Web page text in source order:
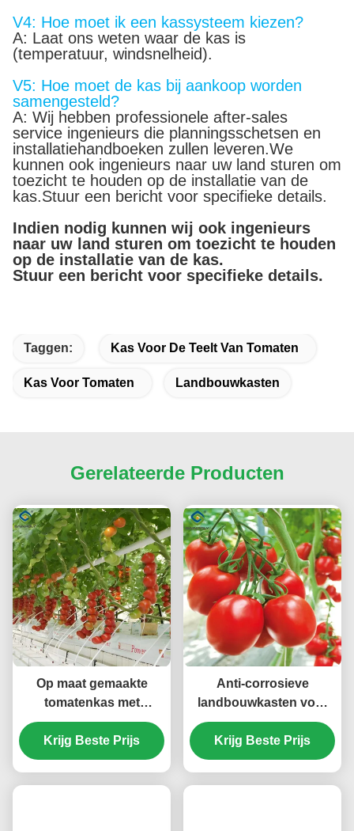
V4: Hoe moet ik een kassysteem kiezen?
A: Laat ons weten waar de kas is
(temperatuur, windsnelheid).
V5: Hoe moet de kas bij aankoop worden
samengesteld?
A: Wij hebben professionele after-sales
service ingenieurs die planningsschetsen en
installatiehandboeken zullen leveren.We
kunnen ook ingenieurs naar uw land sturen om
toezicht te houden op de installatie van de
kas.Stuur een bericht voor specifieke details.
Indien nodig kunnen wij ook ingenieurs
naar uw land sturen om toezicht te houden
op de installatie van de kas.
Stuur een bericht voor specifieke details.
Taggen: Kas Voor De Teelt Van Tomaten
Kas Voor Tomaten Landbouwkasten
Gerelateerde Producten
Op maat gemaakte
tomatenkas met
druppelirrigatie en LED-
kweeklampen
Krijg Beste Prijs
Anti-corrosieve
landbouwkasten voor
de groentenproductie
Tomatenkasten
Krijg Beste Prijs